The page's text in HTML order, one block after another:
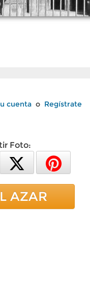
cuenta o Regístrate
Foto:
AZAR